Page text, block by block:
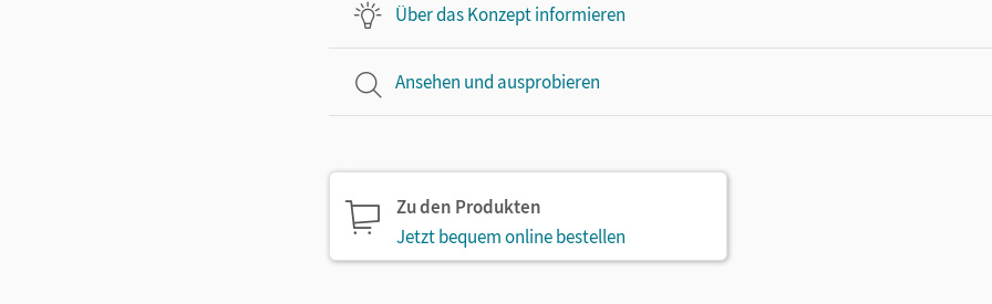
Über das Konzept informieren
Ansehen und ausprobieren
Zu den Produkten
Jetzt bequem online bestellen